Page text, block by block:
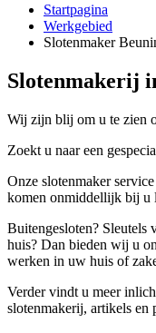
Startpagina
Werkgebied
Slotenmaker
Slotenmakerij
Wij zijn blij om u te zien
Zoekt u naar een
Onze slotenmaker
komen onmiddellijk bij u
Buitengesloten? Sleutels
huis? Dan bieden wij u
werken in uw huis of
Verder vindt u meer
slotenmakerij, artikels en